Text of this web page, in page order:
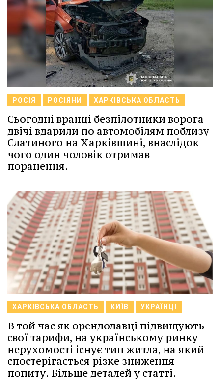
РОСІЯ РОСІЯНИ ХАРКІВСЬКА ОБЛАСТЬ
Сьогодні вранці безпілотники ворога
двічі вдарили по автомобілям поблизу
Слатиного на Харківщині, внаслідок
чого один чоловік отримав
поранення.
ХАРКІВСЬКА ОБЛАСТЬ КИЇВ УКРАЇНЦІ
В той час як орендодавці підвищують
свої тарифи, на українському ринку
нерухомості існує тип житла, на який
спостерігається різке зниження
попиту. Більше деталей у статті.